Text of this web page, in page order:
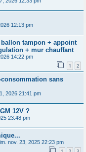
12:13 pm
tampon + appoint
+ mur chauffant
14:22 pm
1 2
sans
2026 21:41 pm
12V ?
23:48 pm
nov. 23, 2025 22:23 pm